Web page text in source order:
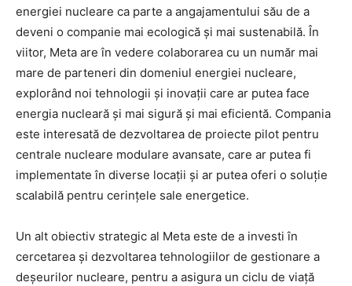
energiei nucleare ca parte a angajamentului său de a
deveni o companie mai ecologică și mai sustenabilă. În
viitor, Meta are în vedere colaborarea cu un număr mai
mare de parteneri din domeniul energiei nucleare,
explorând noi tehnologii și inovații care ar putea face
energia nucleară și mai sigură și mai eficientă. Compania
este interesată de dezvoltarea de proiecte pilot pentru
centrale nucleare modulare avansate, care ar putea fi
implementate în diverse locații și ar putea oferi o soluție
scalabilă pentru cerințele sale energetice.
Un alt obiectiv strategic al Meta este de a investi în
cercetarea și dezvoltarea tehnologiilor de gestionare a
deșeurilor nucleare, pentru a asigura un ciclu de viață